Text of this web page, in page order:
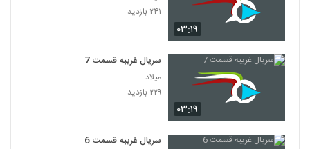
۰۳:۱۹
۲۴۱ بازدید
۰۳:۱۹
سریال غریبه قسمت 7
میلاد
۲۲۹ بازدید
سریال غریبه قسمت 6